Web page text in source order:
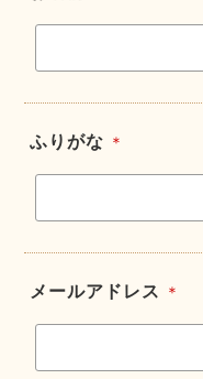
ふりがな ＊
メールアドレス ＊